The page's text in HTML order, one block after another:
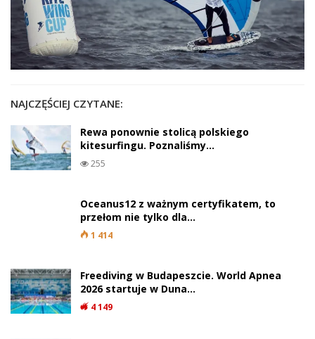
NAJCZĘŚCIEJ CZYTANE:
Rewa ponownie stolicą polskiego
kitesurfingu. Poznaliśmy…
255
Oceanus12 z ważnym certyfikatem, to
przełom nie tylko dla…
1 414
Freediving w Budapeszcie. World Apnea
2026 startuje w Duna…
4 149